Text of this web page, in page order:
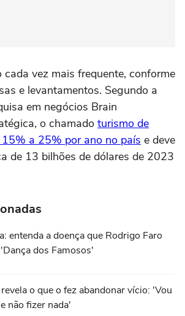
cada vez mais frequente, conforme
e levantamentos. Segundo a
em negócios Brain
o chamado turismo de
15% a 25% por ano no país e deve
de 13 bilhões de dólares de 2023
entenda a doença que Rodrigo Faro
dos Famosos'
o que o fez abandonar vício: 'Vou
não fizer nada'